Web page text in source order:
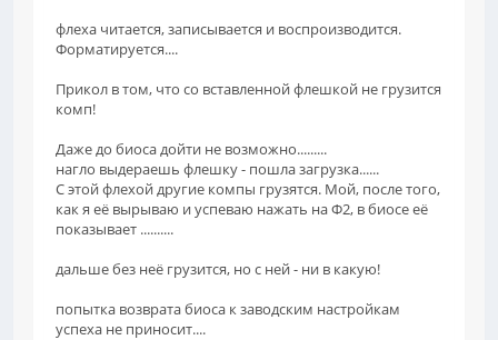
флеха читается, записывается и воспроизводится.
Форматируется....
Прикол в том, что со вставленной флешкой не грузится
комп!
Даже до биоса дойти не возможно.........
нагло выдераешь флешку - пошла загрузка......
С этой флехой другие компы грузятся. Мой, после того,
как я её вырываю и успеваю нажать на Ф2, в биосе её
показывает ..........
дальше без неё грузится, но с ней - ни в какую!
попытка возврата биоса к заводским настройкам
успеха не приносит....